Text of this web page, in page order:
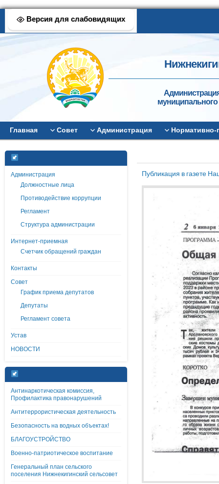
Версия для слабовидящих
муниципального
Главная Совет Администрация
Администрация
Должностные лица
Противодействие коррупции
Регламент
Структура администрации
Интернет-приемная
Счетчик обращений граждан
Контакты
Совет
График приема депутатов
Депутаты
Регламент совета
Устав
НОВОСТИ
Антинаркотическая комиссия,
Профилактика правонарушений
Антитеррористическая деятельность
Безопасность на водных объектах!
БЛАГОУСТРОЙСТВО
Военно-патриотическое воспитание
Генеральный план сельского
поселения Нижнекигинский сельсовет
Публикация в газете